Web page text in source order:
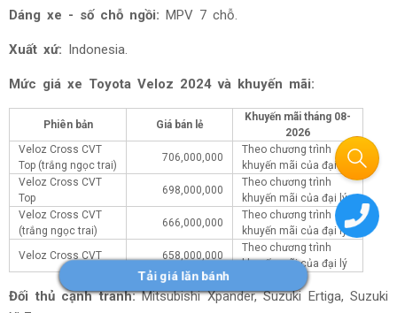
Dáng xe - số chỗ ngồi: MPV 7 chỗ.
Xuất xứ: Indonesia.
Mức giá xe Toyota Veloz 2024 và khuyến mãi:
Phiên bản Giá bán lẻ
Khuyến mãi tháng 08-
2026
Veloz Cross CVT
Top (trắng ngọc trai)
706,000,000
Theo chương trình
khuyến mãi của đại lý
Veloz Cross CVT
Top
698,000,000
Theo chương trình
khuyến mãi của đại lý
Veloz Cross CVT
(trắng ngọc trai)
666,000,000
Theo chương trình
khuyến mãi của đại lý
Veloz Cross CVT
658,000,000
Theo chương trình
khuyến mãi của đại lý
Đối thủ cạnh tranh: Mitsubishi Xpander, Suzuki Ertiga, Suzuki
Tải giá lăn bánh